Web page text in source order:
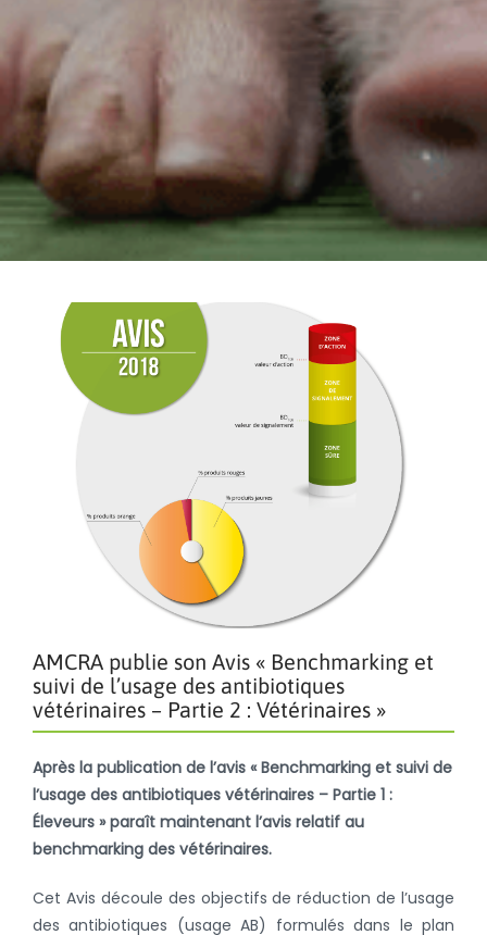
AMCRA publie son Avis « Benchmarking et
suivi de l’usage des antibiotiques
vétérinaires – Partie 2 : Vétérinaires »
Après la publication de l’avis « Benchmarking et suivi de
l’usage des antibiotiques vétérinaires – Partie 1 :
Éleveurs » paraît maintenant l’avis relatif au
benchmarking des vétérinaires.
Cet Avis découle des objectifs de réduction de l’usage
des antibiotiques (usage AB) formulés dans le plan